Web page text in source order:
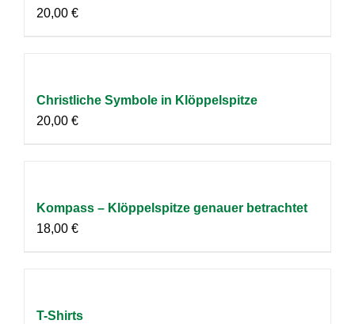
20,00 €
Christliche Symbole in Klöppelspitze
20,00 €
Kompass – Klöppelspitze genauer betrachtet
18,00 €
T-Shirts